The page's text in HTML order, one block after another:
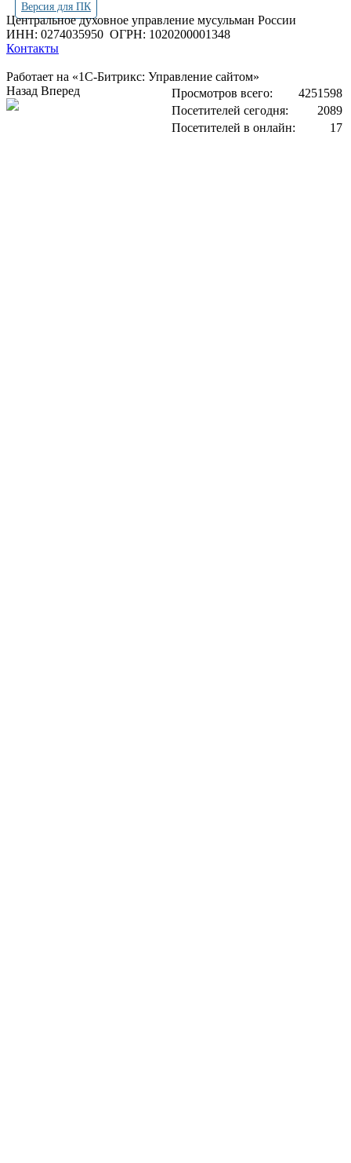
Версия для ПК
Центральное духовное управление мусульман России
ИНН: 0274035950 ОГРН: 1020200001348
Контакты
Работает на «1С-Битрикс: Управление сайтом»
Просмотров всего:
4251598
Посетителей сегодня:
2089
Посетителей в онлайн:
17
Назад Вперед